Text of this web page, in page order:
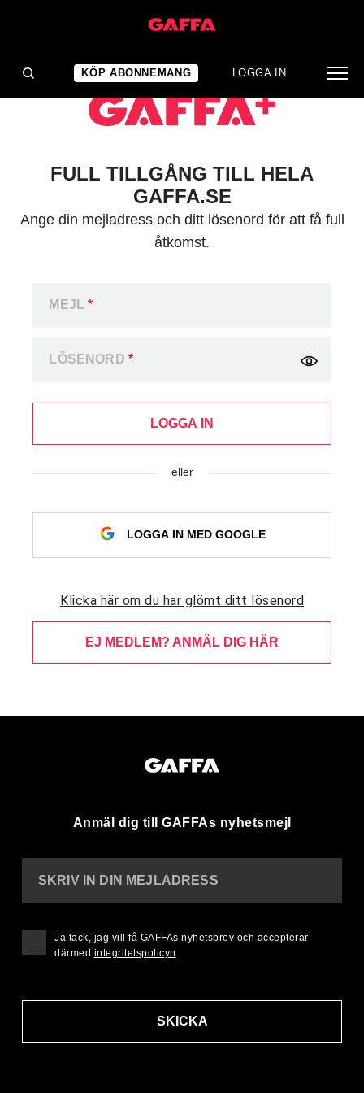
KÖP ABONNEMANG LOGGA IN
FULL TILLGÅNG TILL HELA
GAFFA.SE
Ange din mejladress och ditt lösenord för att få full
åtkomst.
MEJL*
LÖSENORD *
LOGGA IN
eller
LOGGA IN MED GOOGLE
Klicka här om du har glömt ditt lösenord
EJ MEDLEM? ANMÄL DIG HÄR
Anmäl dig till GAFFAs nyhetsmejl
SKRIV IN DIN MEJLADRESS
SKICKA
Ja tack, jag vill få GAFFAs nyhetsbrev och accepterar
därmed integritetspolicyn